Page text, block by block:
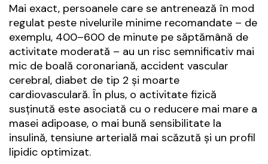
Mai exact, persoanele care se antrenează în mod
regulat peste nivelurile minime recomandate – de
exemplu, 400–600 de minute pe săptămână de
activitate moderată – au un risc semnificativ mai
mic de boală coronariană, accident vascular
cerebral, diabet de tip 2 și moarte
cardiovasculară. În plus, o activitate fizică
susținută este asociată cu o reducere mai mare a
masei adipoase, o mai bună sensibilitate la
insulină, tensiune arterială mai scăzută și un profil
lipidic optimizat.